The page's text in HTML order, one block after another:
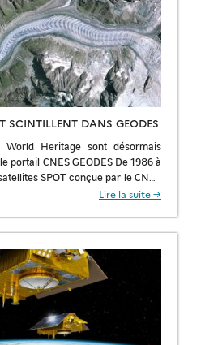
SCINTILLENT DANS GEODES
World Heritage sont désormais
portail CNES GEODES De 1986 à
SPOT conçue par le CNES
Lire la suite →